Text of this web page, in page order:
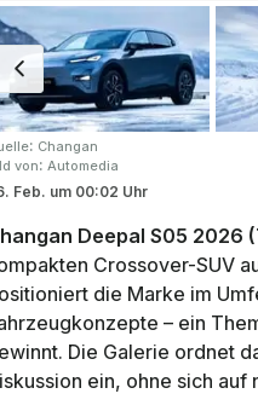
: Changan
von: Automedia
Feb. um 00:02 Uhr
Deepal S05 2026
Crossover-SUV
die Marke im
– ein
Die Galerie ordnet
ein, ohne sich